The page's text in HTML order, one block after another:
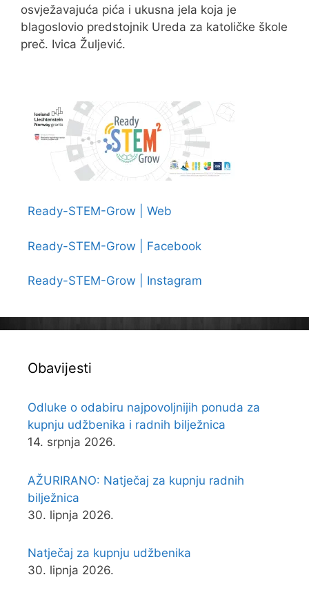
osvježavajuća pića i ukusna jela koja je
blagoslovio predstojnik Ureda za katoličke škole
preč. Ivica Žuljević.
Ready-STEM-Grow | Web
Ready-STEM-Grow | Facebook
Ready-STEM-Grow | Instagram
Obavijesti
Odluke o odabiru najpovoljnijih ponuda za
kupnju udžbenika i radnih bilježnica
14. srpnja 2026.
AŽURIRANO: Natječaj za kupnju radnih
bilježnica
30. lipnja 2026.
Natječaj za kupnju udžbenika
30. lipnja 2026.